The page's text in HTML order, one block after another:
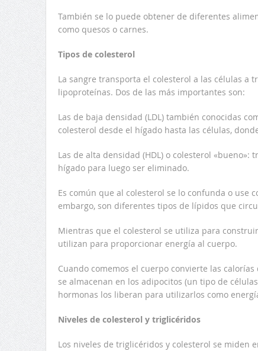
También se lo puede obtener de diferentes
como quesos o carnes.
Tipos de colesterol
La sangre transporta el colesterol a las células a
lipoproteínas. Dos de las más importantes son:
Las de baja densidad (LDL) también conocidas
colesterol desde el hígado hasta las células,
Las de alta densidad (HDL) o colesterol «bueno»:
hígado para luego ser eliminado.
Es común que al colesterol se lo confunda o use
embargo, son diferentes tipos de lípidos que
Mientras que el colesterol se utiliza para
utilizan para proporcionar energía al cuerpo.
Cuando comemos el cuerpo convierte las
se almacenan en los adipocitos (un tipo de
hormonas los liberan para utilizarlos como
Niveles de colesterol y triglicéridos
Los niveles de triglicéridos y colesterol se miden